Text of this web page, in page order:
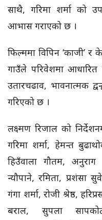
साथै, गरिमा शर्मा को
आभास गराएको छ ।
फिल्ममा विपिन ‘काजी’ र
गाउँले परिवेशमा
उतारचढाव, भावनात्मक
गरिएको छ ।
लक्ष्मण रिजाल को
गरिमा शर्मा, हेमन्त
हिउँवाला गौतम,
न्यौपाने, रमिता, प्रशंसा
गंगा शर्मा, रोजी श्रेष्ठ,
बराल, सुपला